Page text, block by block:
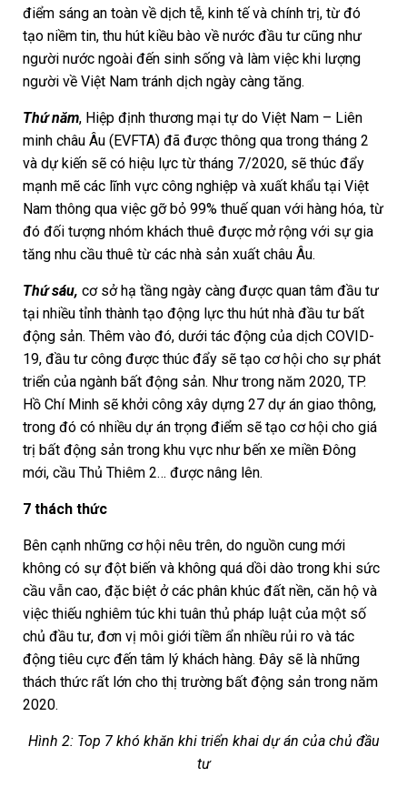
điểm sáng an toàn về dịch tễ, kinh tế và chính trị, từ đó
tạo niềm tin, thu hút kiều bào về nước đầu tư cũng như
người nước ngoài đến sinh sống và làm việc khi lượng
người về Việt Nam tránh dịch ngày càng tăng.
Thứ năm, Hiệp định thương mại tự do Việt Nam – Liên
minh châu Âu (EVFTA) đã được thông qua trong tháng 2
và dự kiến sẽ có hiệu lực từ tháng 7/2020, sẽ thúc đẩy
mạnh mẽ các lĩnh vực công nghiệp và xuất khẩu tại Việt
Nam thông qua việc gỡ bỏ 99% thuế quan với hàng hóa, từ
đó đối tượng nhóm khách thuê được mở rộng với sự gia
tăng nhu cầu thuê từ các nhà sản xuất châu Âu.
Thứ sáu, cơ sở hạ tầng ngày càng được quan tâm đầu tư
tại nhiều tỉnh thành tạo động lực thu hút nhà đầu tư bất
động sản. Thêm vào đó, dưới tác động của dịch COVID-
19, đầu tư công được thúc đẩy sẽ tạo cơ hội cho sự phát
triển của ngành bất động sản. Như trong năm 2020, TP.
Hồ Chí Minh sẽ khởi công xây dựng 27 dự án giao thông,
trong đó có nhiều dự án trọng điểm sẽ tạo cơ hội cho giá
trị bất động sản trong khu vực như bến xe miền Đông
mới, cầu Thủ Thiêm 2… được nâng lên.
7 thách thức
Bên cạnh những cơ hội nêu trên, do nguồn cung mới
không có sự đột biến và không quá dồi dào trong khi sức
cầu vẫn cao, đặc biệt ở các phân khúc đất nền, căn hộ và
việc thiếu nghiêm túc khi tuân thủ pháp luật của một số
chủ đầu tư, đơn vị môi giới tiềm ẩn nhiều rủi ro và tác
động tiêu cực đến tâm lý khách hàng. Đây sẽ là những
thách thức rất lớn cho thị trường bất động sản trong năm
2020.
Hình 2: Top 7 khó khăn khi triển khai dự án của chủ đầu
tư